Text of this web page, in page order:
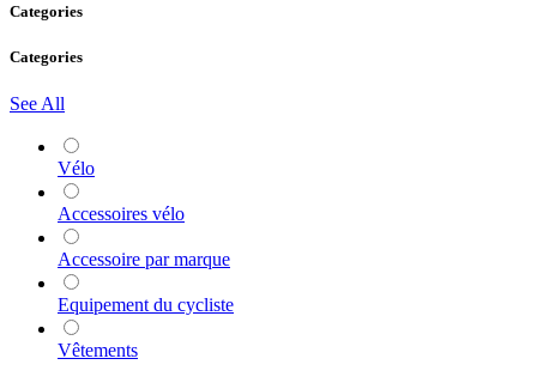
Categories
Categories
See All
Vélo
Accessoires vélo
Accessoire par marque
Equipement du cycliste
Vêtements